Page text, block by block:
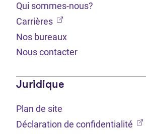
Qui sommes-nous?
Carrières (Ouvre dans un nouvel
Nos bureaux
Nous contacter
Juridique
Plan de site
Déclaration de confidentialité